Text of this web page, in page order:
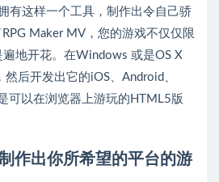
有这样一个工具，制作出令自己骄
Maker MV，您的游戏不仅仅限
地开花。在Windows 或是OS X
后开发出它的iOS、Android、
可以在浏览器上游玩的HTML5版
作出你所希望的平台的游